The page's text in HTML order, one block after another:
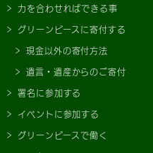
力を合わせればできる事
グリーンピースに寄付する
現金以外の寄付方法
遺言・遺産からのご寄付
署名に参加する
イベントに参加する
グリーンピースで働く